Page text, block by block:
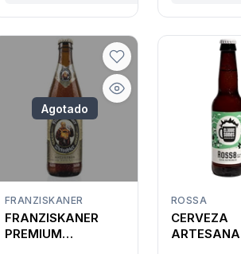
Agotado
FRANZISKANER
FRANZISKANER
PREMIUM
ROSSA
CERVEZA
ARTESANA